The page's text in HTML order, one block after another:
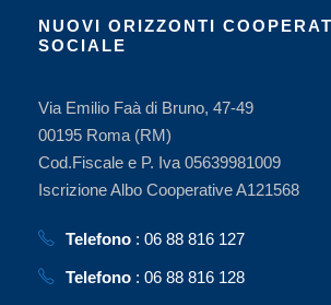
NUOVI ORIZZONTI
SOCIALE
Via Emilio Faà di Bruno, 47-49
00195 Roma (RM)
Cod.Fiscale e P. Iva 05639981009
Iscrizione Albo Cooperative A121568
Telefono : 06 88 816 127
Telefono : 06 88 816 128